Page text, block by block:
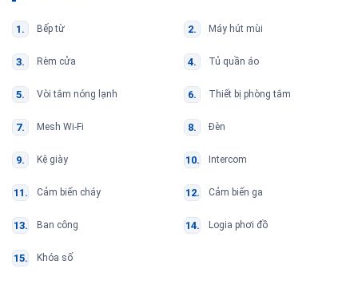
Bếp từ Máy hút mùi
Rèm cửa Tủ quần áo
Vòi tắm nóng lạnh Thiết bị phòng tắm
Mesh Wi-Fi Đèn
Kệ giày Intercom
Cảm biến cháy Cảm biến ga
Ban công Logia phơi đồ
Khóa số